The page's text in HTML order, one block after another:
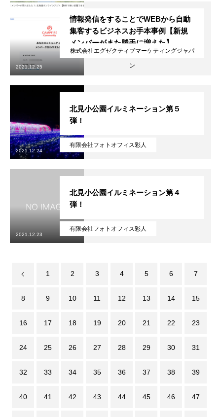
無料で登録したい企業様はこちら
メディア取材受付口はこちら
北海道最強のビジネス課題解決コミュニティ【北海道オ
ンラインアジト】
無料で登録したい企業様はこちら
株式会社エグゼクティブマーケティングジャパ
ン
情報発信をすることでWEBから自動
集客するビジネスお手本事例【新規
メンバーがまた勝手に増えた】
2021.12.25
有限会社フォトオフィス彩人
北見小公園イルミネーション第５
弾！
2021.12.24
有限会社フォトオフィス彩人
北見小公園イルミネーション第４
弾！
2021.12.23
1 2 3 4 5 6 7
8 9 10 11 12 13 14 15
16 17 18 19 20 21 22 23
24 25 26 27 28 29 30 31
32 33 34 35 36 37 38 39
40 41 42 43 44 45 46 47